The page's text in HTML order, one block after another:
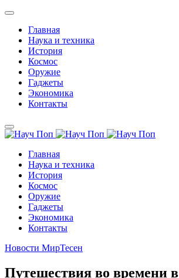
Главная
Наука и техника
История
Космос
Оружие
Гаджеты
Экономика
Контакты
Главная
Наука и техника
История
Космос
Оружие
Гаджеты
Экономика
Контакты
Новости МирТесен
Путешествия во времени в